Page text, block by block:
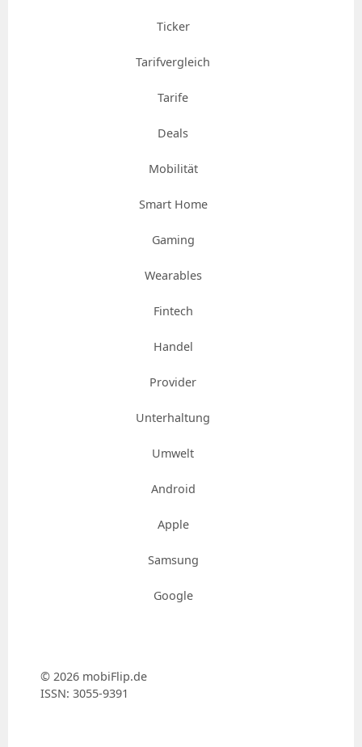
Ticker
Tarifvergleich
Tarife
Deals
Mobilität
Smart Home
Gaming
Wearables
Fintech
Handel
Provider
Unterhaltung
Umwelt
Android
Apple
Samsung
Google
© 2026 mobiFlip.de
ISSN: 3055-9391